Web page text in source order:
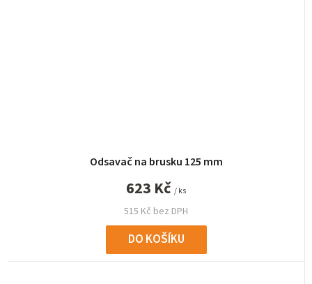
Odsavač na brusku 125 mm
515 Kč bez DPH
623 Kč / ks
DO KOŠÍKU